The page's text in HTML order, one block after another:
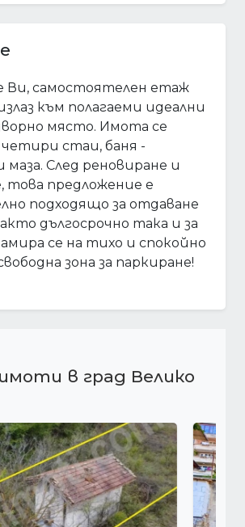
Ви, самостоятелен етаж
към полагаеми идеални
място. Имота се
стаи, баня -
След реновиране и
това предложение е
подходящо за отдаване
дългосрочно така и за
се на тихо и спокойно
зона за паркиране!
в град Велико